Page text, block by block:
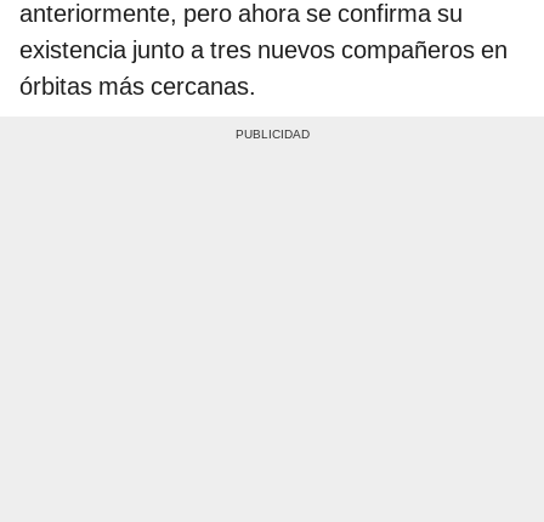
anteriormente, pero ahora se confirma su
existencia junto a tres nuevos compañeros en
órbitas más cercanas.